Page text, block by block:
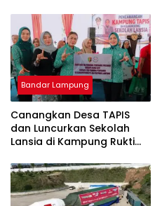
Ekonomi Terus Tumbuh
Bandar Lampung
Canangkan Desa TAPIS
dan Luncurkan Sekolah
Lansia di Kampung Rukti
Lampung Dorong
Pembangunan SDM Dimulai
dari Desa